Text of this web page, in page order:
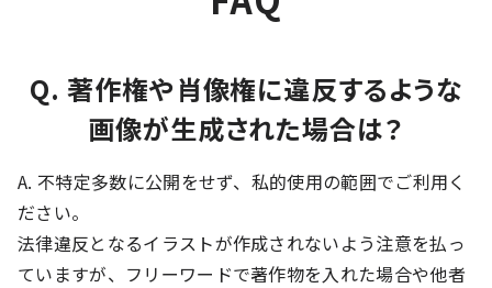
Q. 著作権や肖像権に違反するような
画像が生成された場合は？
A. 不特定多数に公開をせず、私的使用の範囲でご利用く
ださい。
法律違反となるイラストが作成されないよう注意を払っ
ていますが、フリーワードで著作物を入れた場合や他者